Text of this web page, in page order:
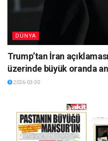
DÜNYA
Trump’tan İran
üzerinde büyük oranda
2026-03-30